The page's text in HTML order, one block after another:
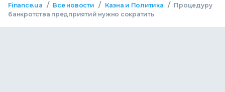
Finance.ua / Все новости / Казна и Политика / Процедуру
банкротства предприятий нужно сократить